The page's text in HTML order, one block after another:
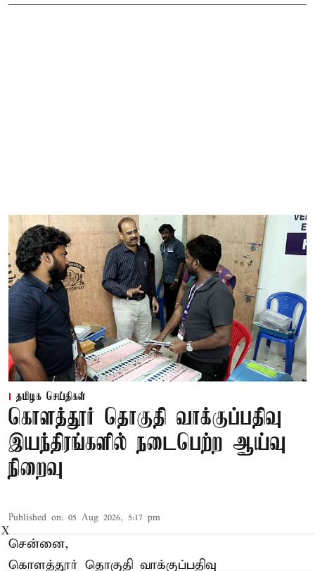
தமிழக செய்திகள்
கொளத்தூர் தொகுதி வாக்குப்பதிவு
இயந்திரங்களில் நடைபெற்ற ஆய்வு
நிறைவு
Published on: 05 Aug 2026, 5:17 pm
சென்னை,
கொளத்தூர் தொகுதி வாக்குப்பதிவு
X